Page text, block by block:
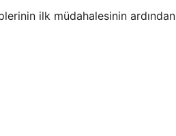
ilk müdahalesinin ardından